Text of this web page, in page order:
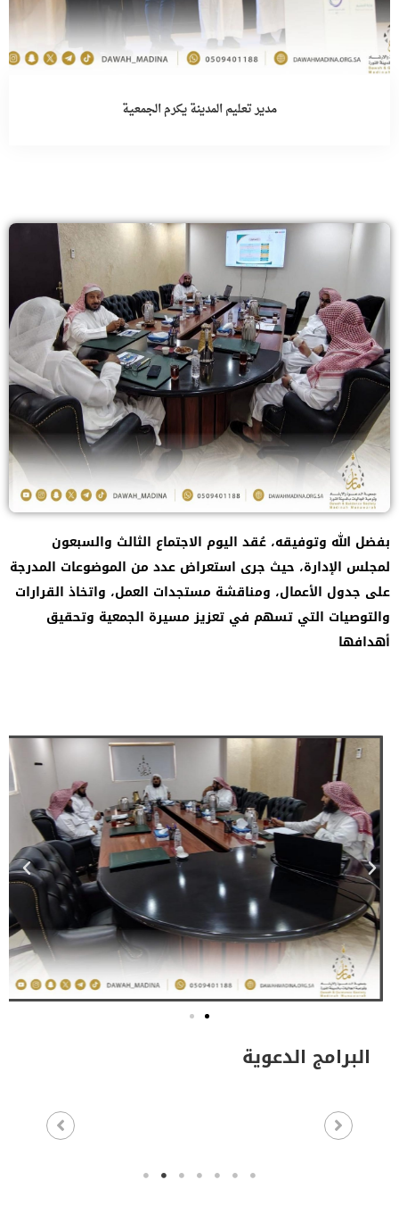
مدير تعليم المدينة يكرم الجمعية
بفضل الله وتوفيقه، عُقد اليوم الاجتماع الثالث والسبعون
لمجلس الإدارة، حيث جرى استعراض عدد من الموضوعات المدرجة
على جدول الأعمال، ومناقشة مستجدات العمل، واتخاذ القرارات
والتوصيات التي تسهم في تعزيز مسيرة الجمعية وتحقيق
أهدافها
البرامج الدعوية